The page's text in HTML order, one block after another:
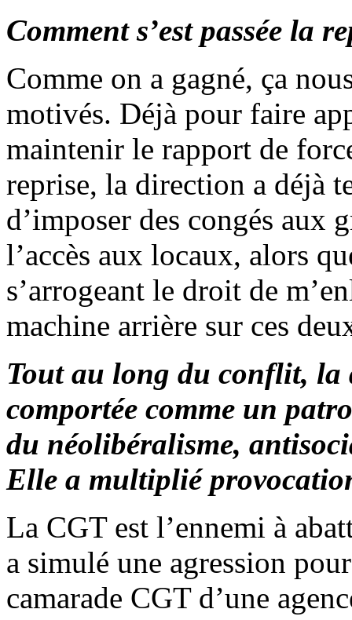
Comment s’est passée la
Comme on a gagné, ça
motivés. Déjà pour faire
maintenir le rapport de
reprise, la direction a déjà
d’imposer des congés aux
l’accès aux locaux, alors
s’arrogeant le droit de
machine arrière sur ces
Tout au long du conflit, la
comportée comme un
du néolibéralisme,
Elle a multiplié
La CGT est l’ennemi à
a simulé une agression
camarade CGT d’une